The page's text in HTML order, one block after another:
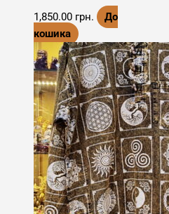
1,850.00 грн.
До
кошика